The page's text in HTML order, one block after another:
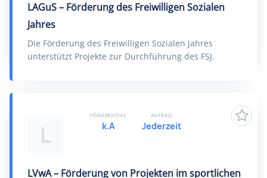
LAGuS – Förderung des Freiwilligen Sozialen
Jahres
Die Förderung des Freiwilligen Sozialen Jahres
unterstützt Projekte zur Durchführung des FSJ.
L
LVwA – Förderung von Projekten im sportlichen
FÖRDERHÖHE
k.A
ANTRAG
Jederzeit